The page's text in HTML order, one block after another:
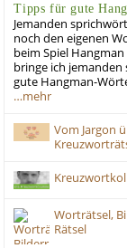
Tipps für gute
Jemanden
noch den eigenen
beim Spiel
bringe ich jemanden
gute Hangman-
…mehr
Vom Jargon
Worträtsel,
Rätsel